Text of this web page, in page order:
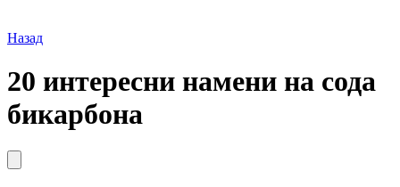
Назад
20 интересни намени на сода
бикарбона